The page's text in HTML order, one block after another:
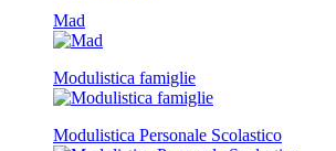
Mad
Modulistica famiglie
Modulistica Personale Scolastico